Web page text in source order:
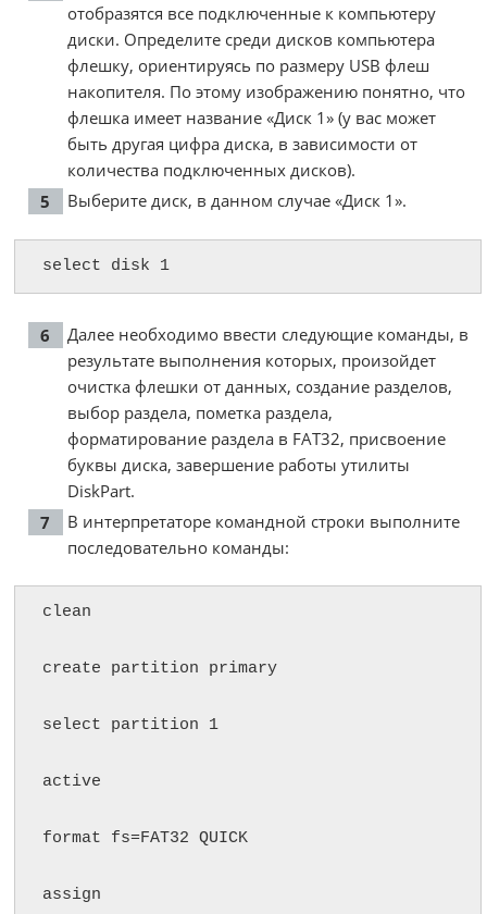
отобразятся все подключенные к компьютеру
диски. Определите среди дисков компьютера
флешку, ориентируясь по размеру USB флеш
накопителя. По этому изображению понятно, что
флешка имеет название «Диск 1» (у вас может
быть другая цифра диска, в зависимости от
количества подключенных дисков).
Выберите диск, в данном случае «Диск 1».
select disk 1
Далее необходимо ввести следующие команды, в
результате выполнения которых, произойдет
очистка флешки от данных, создание разделов,
выбор раздела, пометка раздела,
форматирование раздела в FAT32, присвоение
буквы диска, завершение работы утилиты
DiskPart.
В интерпретаторе командной строки выполните
последовательно команды:
clean
create partition primary
select partition 1
active
format fs=FAT32 QUICK
assign